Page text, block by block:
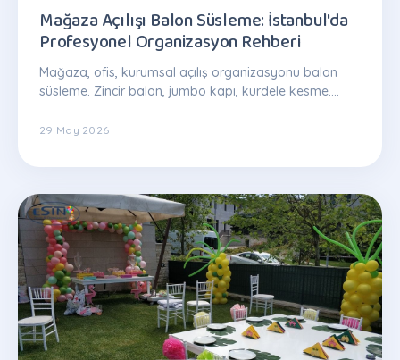
Mağaza Açılışı Balon Süsleme: İstanbul'da
Profesyonel Organizasyon Rehberi
Mağaza, ofis, kurumsal açılış organizasyonu balon
süsleme. Zincir balon, jumbo kapı, kurdele kesme.
29 May 2026